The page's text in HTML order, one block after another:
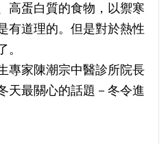
高蛋白質的食物，以禦寒
有道理的。但是對於熱性
。
專家陳潮宗中醫診所院長
天最關心的話題－冬令進